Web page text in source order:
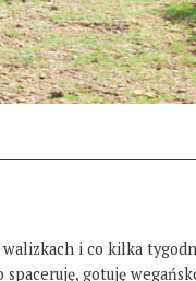
i co kilka
gotuję